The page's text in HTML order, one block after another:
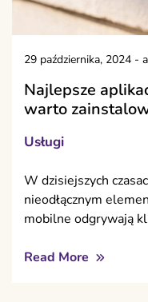
29 października, 2024 -
Najlepsze
warto
Usługi
W dzisiejszych
nieodłącznym
mobilne odgrywają
Read More